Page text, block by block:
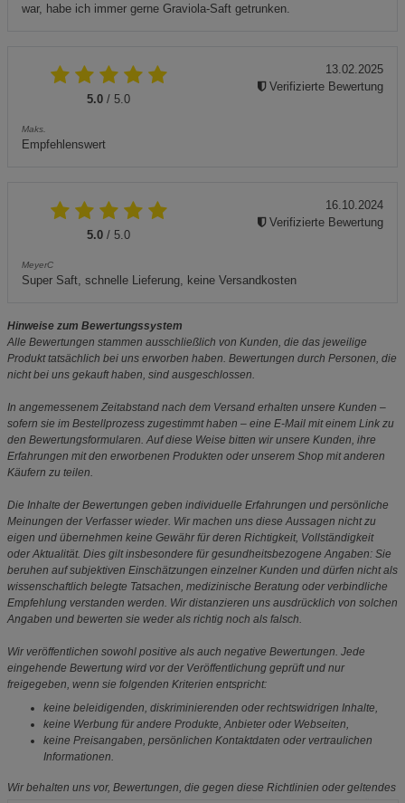
war, habe ich immer gerne Graviola-Saft getrunken.
5.0 / 5.0
Maks.
Empfehlenswert
13.02.2025
Verifizierte Bewertung
5.0 / 5.0
MeyerC
Super Saft, schnelle Lieferung, keine Versandkosten
16.10.2024
Verifizierte Bewertung
Hinweise zum Bewertungssystem
Alle Bewertungen stammen ausschließlich von Kunden, die das jeweilige
Produkt tatsächlich bei uns erworben haben. Bewertungen durch Personen, die
nicht bei uns gekauft haben, sind ausgeschlossen.
In angemessenem Zeitabstand nach dem Versand erhalten unsere Kunden –
sofern sie im Bestellprozess zugestimmt haben – eine E-Mail mit einem Link zu
den Bewertungsformularen. Auf diese Weise bitten wir unsere Kunden, ihre
Erfahrungen mit den erworbenen Produkten oder unserem Shop mit anderen
Käufern zu teilen.
Die Inhalte der Bewertungen geben individuelle Erfahrungen und persönliche
Meinungen der Verfasser wieder. Wir machen uns diese Aussagen nicht zu
eigen und übernehmen keine Gewähr für deren Richtigkeit, Vollständigkeit
oder Aktualität. Dies gilt insbesondere für gesundheitsbezogene Angaben: Sie
beruhen auf subjektiven Einschätzungen einzelner Kunden und dürfen nicht als
wissenschaftlich belegte Tatsachen, medizinische Beratung oder verbindliche
Empfehlung verstanden werden. Wir distanzieren uns ausdrücklich von solchen
Angaben und bewerten sie weder als richtig noch als falsch.
Wir veröffentlichen sowohl positive als auch negative Bewertungen. Jede
eingehende Bewertung wird vor der Veröffentlichung geprüft und nur
freigegeben, wenn sie folgenden Kriterien entspricht:
keine beleidigenden, diskriminierenden oder rechtswidrigen Inhalte,
keine Werbung für andere Produkte, Anbieter oder Webseiten,
keine Preisangaben, persönlichen Kontaktdaten oder vertraulichen
Informationen.
Wir behalten uns vor, Bewertungen, die gegen diese Richtlinien oder geltendes